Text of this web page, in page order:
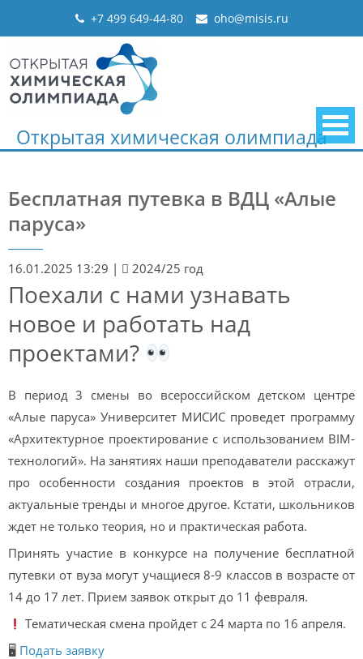
+7 499 649-44-80 oho@misis.ru
Открытая химическая олимпиада
Бесплатная путевка в ВДЦ «Алые
паруса»
16.01.2025 13:29 | 2024/25 год
Поехали с нами узнавать
новое и работать над
проектами?
В период 3 смены во всероссийском детском центре
«Алые паруса» Университет МИСИС проведет программу
«Архитектурное проектирование с использованием BIM-
технологий». На занятиях наши преподаватели расскажут
про особенности создания проектов в этой отрасли,
актуальные тренды и многое другое. Кстати, школьников
ждет не только теория, но и практическая работа.
Принять участие в конкурсе на получение бесплатной
путевки от вуза могут учащиеся 8-9 классов в возрасте от
14 до 17 лет. Прием заявок открыт до 11 февраля.
Тематическая смена пройдет с 24 марта по 16 апреля.
🖥 Подать заявку